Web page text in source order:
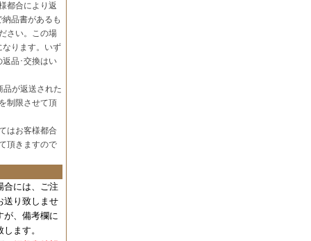
都合により返
品書があるも
さい。この場
なります。いず
品･交換はい
品が返送された
制限させて頂
はお客様都合
頂きますので
には、 ご注
送り致しませ
が、備考欄に
ます。